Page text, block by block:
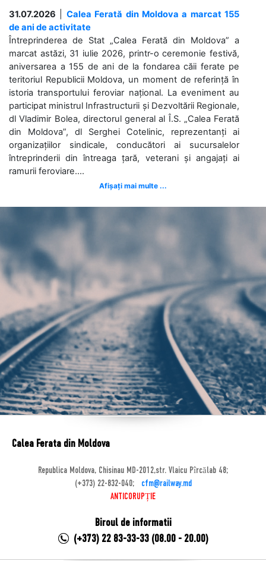
31.07.2026
Calea Ferată din Moldova a marcat 155
de ani de activitate
Întreprinderea de Stat „Calea Ferată din Moldova” a
marcat astăzi, 31 iulie 2026, printr-o ceremonie festivă,
aniversarea a 155 de ani de la fondarea căii ferate pe
teritoriul Republicii Moldova, un moment de referință în
istoria transportului feroviar național. La eveniment au
participat ministrul Infrastructurii și Dezvoltării Regionale,
dl Vladimir Bolea, directorul general al Î.S. „Calea Ferată
din Moldova”, dl Serghei Cotelinic, reprezentanți ai
organizațiilor sindicale, conducători ai sucursalelor
întreprinderii din întreaga țară, veterani și angajați ai
ramurii feroviare....
Afișați mai multe ...
Calea Ferata din Moldova
Republica Moldova, Chisinau MD-2012,str. Vlaicu Pîrcălab 48;
(+373) 22-832-040;
cfm@railway.md
ANTICORUPȚIE
Biroul de informatii
(+373) 22 83-33-33 (08.00 - 20.00)